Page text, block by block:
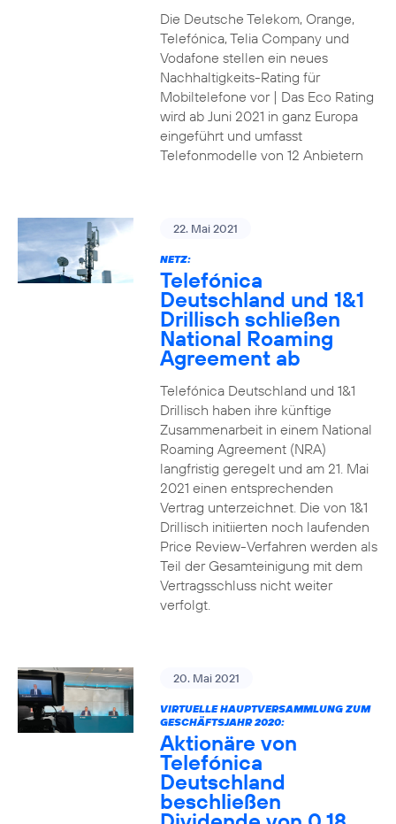
Die Deutsche Telekom, Orange,
Telefónica, Telia Company und
Vodafone stellen ein neues
Nachhaltigkeits-Rating für
Mobiltelefone vor | Das Eco Rating
wird ab Juni 2021 in ganz Europa
eingeführt und umfasst
Telefonmodelle von 12 Anbietern
22. Mai 2021
NETZ:
Telefónica
Deutschland und 1&1
Drillisch schließen
National Roaming
Agreement ab
Telefónica Deutschland und 1&1
Drillisch haben ihre künftige
Zusammenarbeit in einem National
Roaming Agreement (NRA)
langfristig geregelt und am 21. Mai
2021 einen entsprechenden
Vertrag unterzeichnet. Die von 1&1
Drillisch initiierten noch laufenden
Price Review-Verfahren werden als
Teil der Gesamteinigung mit dem
Vertragsschluss nicht weiter
verfolgt.
20. Mai 2021
VIRTUELLE HAUPTVERSAMMLUNG ZUM
GESCHÄFTSJAHR 2020:
Aktionäre von
Telefónica
Deutschland
beschließen